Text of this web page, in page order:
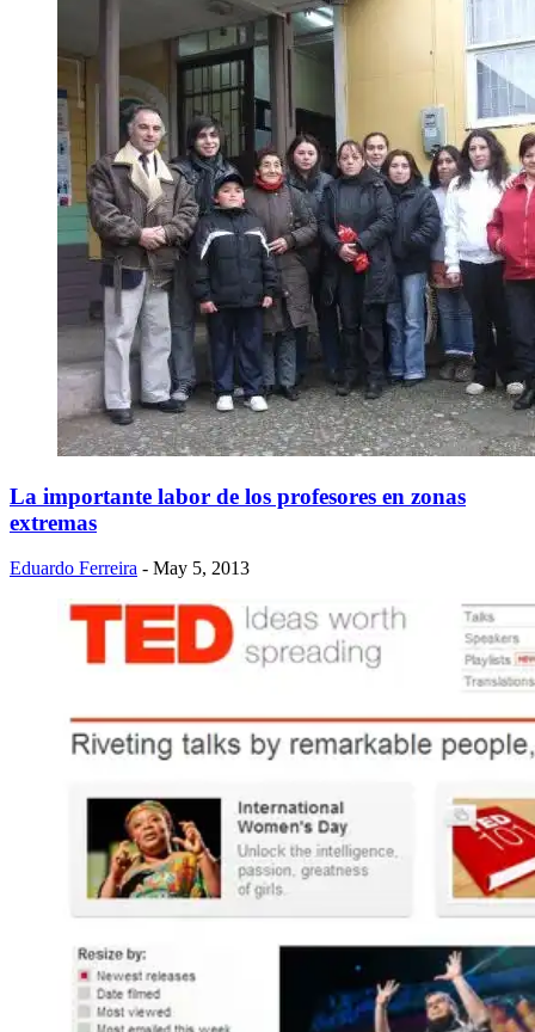
La importante labor de los profesores en zonas
extremas
Eduardo Ferreira - May 5, 2013